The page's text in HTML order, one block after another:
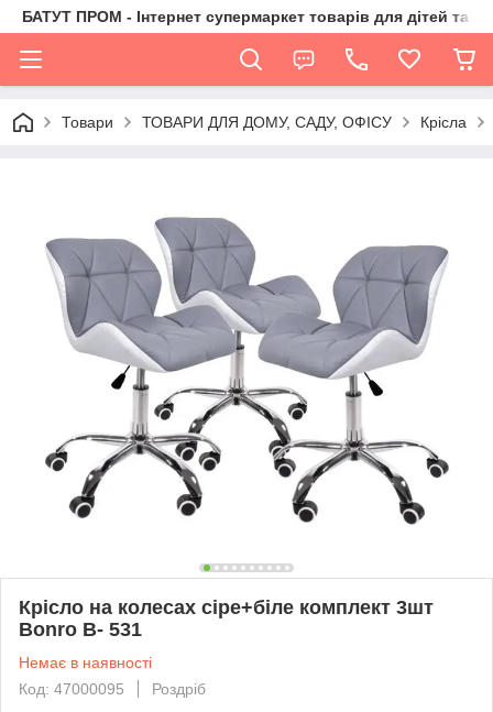
БАТУТ ПРОМ - Інтернет супермаркет товарів для дітей та їх
Товари ТОВАРИ ДЛЯ ДОМУ, САДУ, ОФІСУ Крісла
Крісло на колесах сіре+біле комплект 3шт
Bonro B- 531
Немає в наявності
Код: 47000095
Роздріб